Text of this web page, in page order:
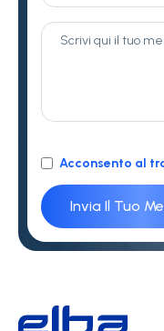
Acconsento al